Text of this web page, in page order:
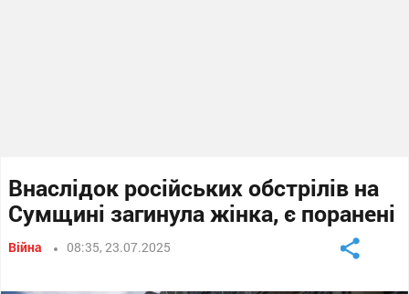
Внаслідок російських обстрілів на
Сумщині загинула жінка, є поранені
Війна 08:35, 23.07.2025